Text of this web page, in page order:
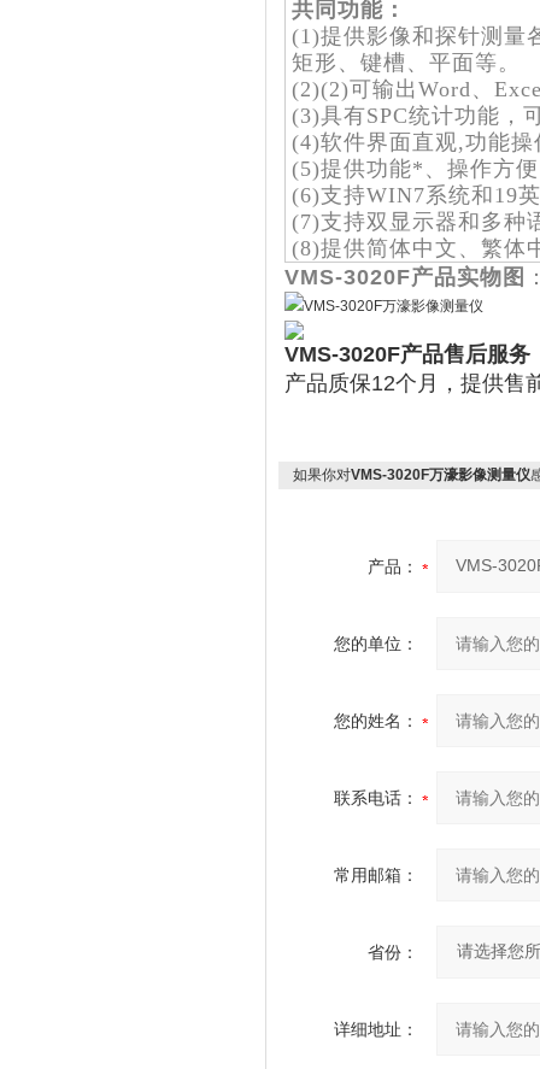
共同功能：
(1)提供影像和探针测量
矩形、键槽、平面等。
(2)(2)可输出Word、
(3)具有SPC统计功能，
(4)软件界面直观,功能
(5)提供功能*、操作方
(6)支持WIN7系统和19
(7)支持双显示器和多种
(8)提供简体中文、繁体
VMS-3020F产品实物图
VMS-3020F产品售后服务
产品质保12个月，提供售
如果你对VMS-3020F万濠影像测量仪
产品：
您的单位：
您的姓名：
联系电话：
常用邮箱：
省份：
详细地址：